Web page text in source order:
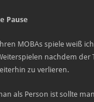
Pause
MOBAs spiele weiß
nachdem
zu verlieren.
als Person ist sollte